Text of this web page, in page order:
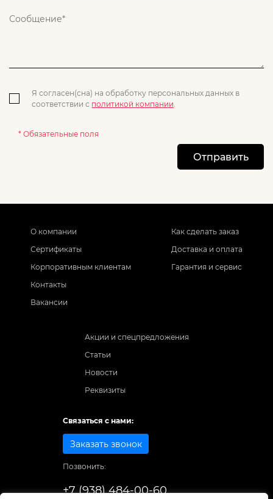
Я согласен(сна) на обработку персональных данных в
соответствии с политикой компании
* Обязательные поля
Отправить
О компании
Сертификаты
Корпоративным клиентам
Контакты
Вакансии
Как сделать заказ
Доставка и оплата
Гарантия и сервис
Акции и спецпредложения
Статьи
Новости
Реквизиты
Связаться с нами:
Заказать звонок
Позвонить:
+7 (938) 484-00-60